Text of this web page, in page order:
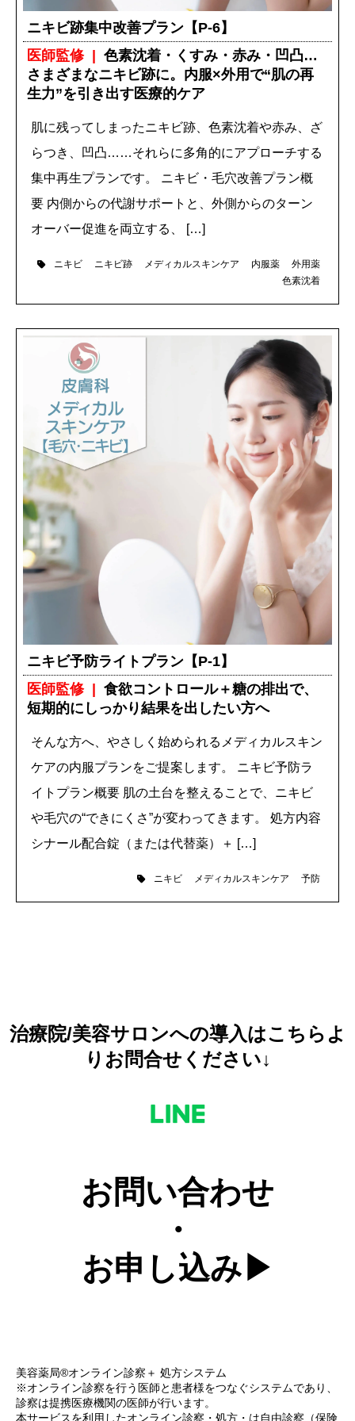
ニキビ跡集中改善プラン【P-6】
医師監修
色素沈着・くすみ・赤み・凹凸…
さまざまなニキビ跡に。内服×外用で“肌の再
生力”を引き出す医療的ケア
肌に残ってしまったニキビ跡、色素沈着や赤み、ざ
らつき、凹凸……それらに多角的にアプローチする
集中再生プランです。 ニキビ・毛穴改善プラン概
要 内側からの代謝サポートと、外側からのターン
オーバー促進を両立する、 […]
ニキビ ニキビ跡 メディカルスキンケア 内服薬
外用薬
色素沈着
ニキビ予防ライトプラン【P-1】
医師監修
食欲コントロール＋糖の排出で、
短期的にしっかり結果を出したい方へ
そんな方へ、やさしく始められるメディカルスキン
ケアの内服プランをご提案します。 ニキビ予防ラ
イトプラン概要 肌の土台を整えることで、ニキビ
や毛穴の“できにくさ”が変わってきます。 処方内容
シナール配合錠（または代替薬）＋ […]
ニキビ メディカルスキンケア 予防
治療院/美容サロンへの導入はこちらよ
りお問合せください↓
お問い合わせ
・
お申し込み
美容薬局®オンライン診察＋ 処方システム
※オンライン診察を行う医師と患者様をつなぐシステムであり、
診察は提携医療機関の医師が行います。
本サービスを利用したオンライン診察・処方・は自由診察（保険